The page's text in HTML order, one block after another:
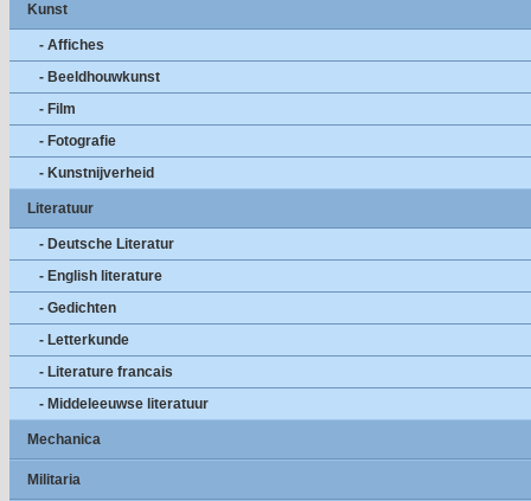
Kunst
- Affiches
- Beeldhouwkunst
- Film
- Fotografie
- Kunstnijverheid
Literatuur
- Deutsche Literatur
- English literature
- Gedichten
- Letterkunde
- Literature francais
- Middeleeuwse literatuur
Mechanica
Militaria